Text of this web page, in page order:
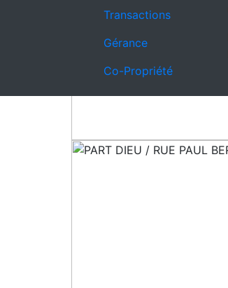
Transactions
Gérance
Co-Propriété